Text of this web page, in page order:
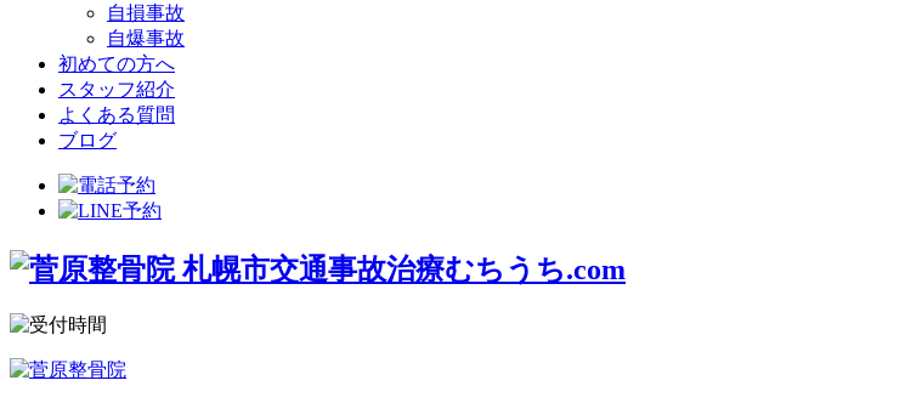
自損事故
自爆事故
初めての方へ
スタッフ紹介
よくある質問
ブログ